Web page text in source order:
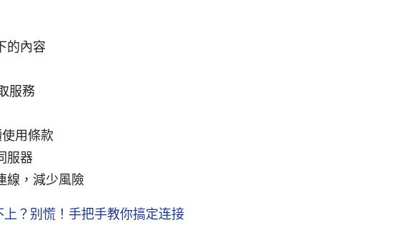
的內容
服務
用條款
服器
線，減少風險
？别慌！手把手教你搞定连接